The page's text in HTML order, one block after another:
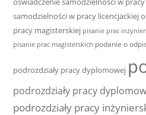
samodzielności w pracy licencjackiej
pracy magisterskiej pisanie prac
pisanie prac magisterskich podanie o
podrozdziały pracy dyplomowej
podrozdziały pracy
podrozdziały pracy